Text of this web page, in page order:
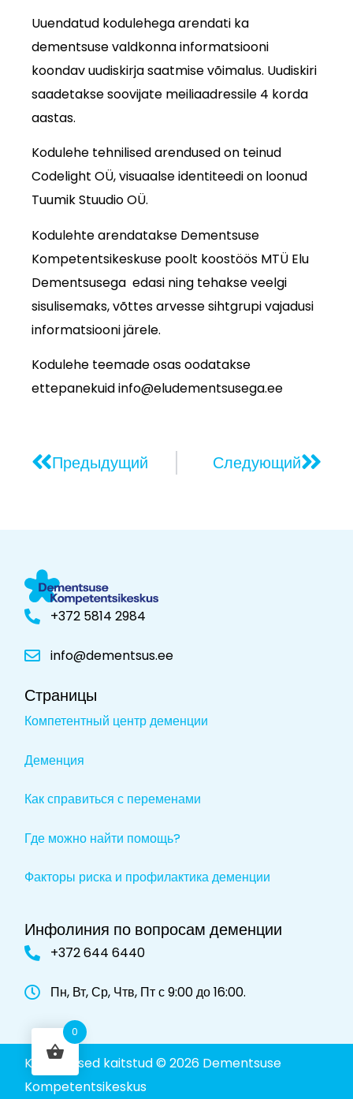
Uuendatud kodulehega arendati ka
dementsuse valdkonna informatsiooni
koondav uudiskirja saatmise võimalus. Uudiskiri
saadetakse soovijate meiliaadressile 4 korda
aastas.
Kodulehe tehnilised arendused on teinud
Codelight OÜ, visuaalse identiteedi on loonud
Tuumik Stuudio OÜ.
Kodulehte arendatakse Dementsuse
Kompetentsikeskuse poolt koostöös MTÜ Elu
Dementsusega edasi ning tehakse veelgi
sisulisemaks, võttes arvesse sihtgrupi vajadusi
informatsiooni järele.
Kodulehe teemade osas oodatakse
ettepanekuid info@eludementsusega.ee
Предыдущий Следующий
+372 5814 2984
info@dementsus.ee
Страницы
Компетентный центр деменции
Деменция
Как справиться с переменами
Где можно найти помощь?
Факторы риска и профилактика деменции
Инфолиния по вопросам деменции
+372 644 6440
Пн, Вт, Ср, Чтв, Пт с 9:00 до 16:00.
Kõik õigused kaitstud © 2026 Dementsuse
Kompetentsikeskus
0